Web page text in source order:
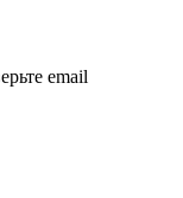
email